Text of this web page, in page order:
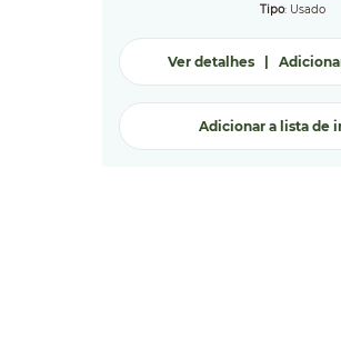
Tipo: Usado
Ver detalhes|
Adicionar a lista de